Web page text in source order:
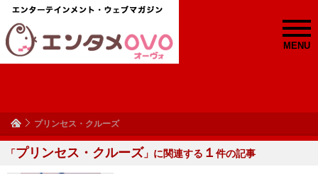
MENU
プリンセス・クルーズ
「プリンセス・クルーズ 」に関連する １ 件の記事